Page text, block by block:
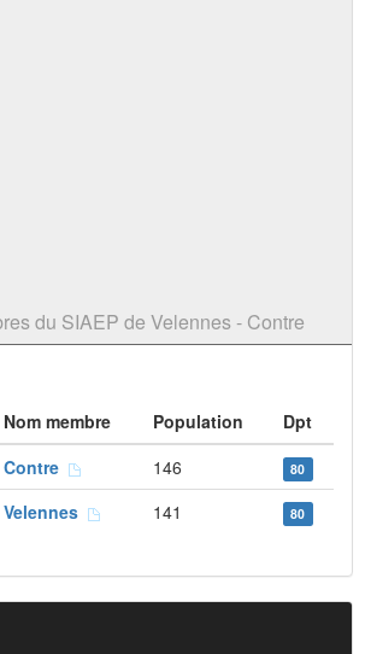
du SIAEP de Velennes - Contre
Nom membre Population
Dpt
Contre 146 80
Velennes 141 80